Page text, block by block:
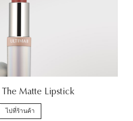
Matte Lipstick
ไปที่ร้านค้า